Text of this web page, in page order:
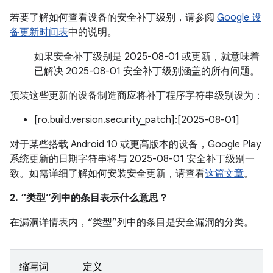
若要了解如何查看设备的安全补丁级别，请参阅 Google 设
备更新时间表中的说明。
如果安全补丁级别是 2025-08-01 或更新，就意味着
已解决 2025-08-01 安全补丁级别涵盖的所有问题。
预装这些更新的设备制造商应将补丁程序字符串级别设为：
[ro.build.version.security_patch]:[2025-08-01]
对于某些搭载 Android 10 或更高版本的设备，Google Play
系统更新的日期字符串将与 2025-08-01 安全补丁级别一
致。如需详细了解如何安装安全更新，请查看这篇文章。
2. “类型”列中的条目表示什么意思？
在漏洞详情表内，“类型”列中的条目是安全漏洞的分类。
缩写词 定义